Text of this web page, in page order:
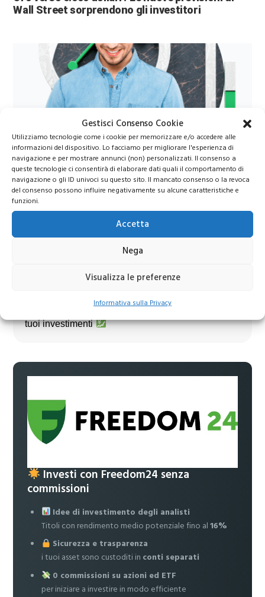
Gestisci Consenso Cookie
Utilizziamo tecnologie come i cookie per memorizzare e/o accedere alle
informazioni del dispositivo. Lo facciamo per migliorare l'esperienza di
navigazione e per mostrare annunci (non) personalizzati. Il consenso a
queste tecnologie ci consentirà di elaborare dati quali il comportamento di
navigazione o gli ID univoci su questo sito. Il mancato consenso o la revoca
del consenso possono influire negativamente su alcune caratteristiche e
funzioni.
Accetta
Nega
Visualizza le preferenze
Informativa sulla Privacy
Wall Street sorprendono gli investitori
Azioni Bance Europee
Azioni banche europee da mettere nel mirino nei
prossimi mesi
Accedi a news, analisi e strategie esclusive per i
tuoi investimenti
Investi con Freedom24 senza
commissioni
Idee di investimento degli analisti
Titoli con rendimento medio potenziale fino al16%
Sicurezza e trasparenza
i tuoi asset sono custoditi in conti separati
0 commissioni su azioni ed ETF
per iniziare a investire in modo efficiente